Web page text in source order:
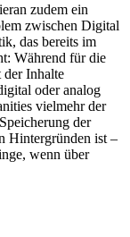
zudem ein
zwischen Digital
das bereits im
Während für die
Inhalte
oder analog
vielmehr der
der
Hintergründen ist –
wenn über